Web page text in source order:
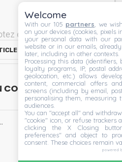
cet article
COMMENTAIRE
Welcome
With our 105 partners , we
on your devices (cookies, pixels
your personal data with our
website or in our emails,
later, including in other contexts.
Processing this data (identifiers,
loyalty programs, IP, postal
geolocation, etc.) allows
content, commercial offers
screens (including by email,
personalising them, measuring
audiences.
You can "accept all" and
"cookie" icon, or refuse trackers
clicking the X Closing
preferences" and object to
consent. These choices remain
powered